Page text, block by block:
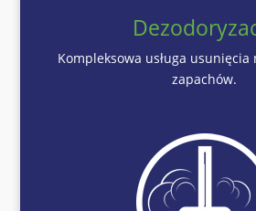
Kompleksowa usługa
zapachów.